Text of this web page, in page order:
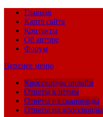
Главная
Карта сайта
Контакты
Об авторе
Форум
Верхнее меню
Кроссворды онлайн
Ответы к играм
Ответы на сканворды
Ответы на кроссворды